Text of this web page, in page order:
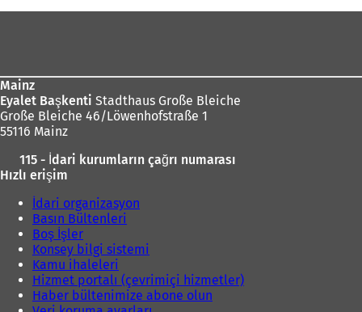
Mainz
Eyalet Başkenti Stadthaus Große Bleiche
Große Bleiche 46/Löwenhofstraße 1
55116 Mainz
115 - İdari kurumların çağrı numarası
Hızlı erişim
İdari organizasyon
Basın Bültenleri
Boş İşler
Konsey bilgi sistemi
Kamu ihaleleri
Hizmet portalı (çevrimiçi hizmetler)
Haber bültenimize abone olun